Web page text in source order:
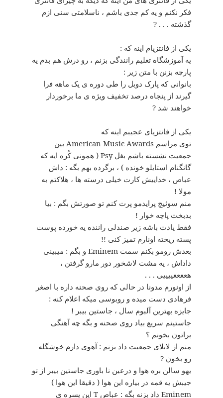
فکر نکنم و یه کم جدی باشم ، ناسلامتی سنی ازم
گذشته . . . ?
یکی از فانتزیام اینه که :
یه آموزشگاه تعلیم رانندگی بزنم ، رو درش هم بدم یه
پارچه بزنن با متن زیر :
بانوانی که پارک دوبل را طی دوره ی یک ماهه فرا
گیرند از پنجاه درصد تخفیف ویژه ی ما برخوردار
خواهند شد ?
یکی از فانتزیای عجیبم اینه که
توی مراسم American Music Awards بین
جمعیت نشسته باشم بغل Psy ( همونی کُره ایه که
گانگنام استایلو خونده ) ، برگرده بهم بگه : داش
عباص ، خداییش کارت خیلی درسته ها ، هلاکتم به
مولا !
منم سوئیچ پرایدمو پرت کنم تو صورتش بگم : بیا
بدبخت پاچه خوار !
فقط یادت باشه زیر صندلی راننده یه خورده پوست
پسته ریخته اونارم تمیز کنی !!
بعدش رومو بکنم سمت Eminem و بگم : میبینی
داداش ، یه مشت لاشخور دور مارو گرفتن ،
هععععییییی . . .
از اونورم مدونا در حالی که روی صحنه داره با اصغر
فرهادی دست میده و روبوسی میکه اعلام کنه :
جایزه بهترین آلبوم سال ، جاستین بیبر !
جاستینم سریع بیاد روی صحنه و بگه چه آهنگی
براتون بخونم ؟
منم از لابلای جمعیت داد بزنم : آهوی دارم خوشگله
رو بخون ?
یهو سالن بره هوا و درعین نا باوری جاستین بیبر از تو
جیبش یه قمه در بیاره این هوا ( دقیقا این هوا )
Eminem داد بزنه بگه : عباص T این پسره ی